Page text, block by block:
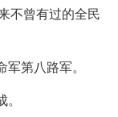
曾有过的全民
第八路军。